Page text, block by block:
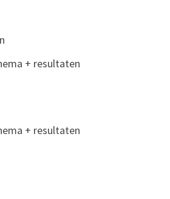
+ resultaten
+ resultaten